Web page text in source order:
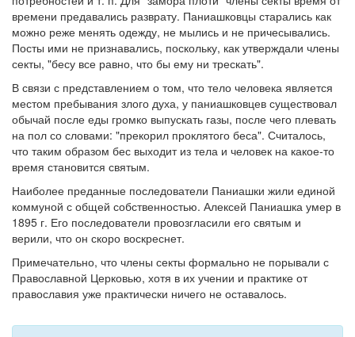
времени предавались разврату. Паниашковцы старались как
можно реже менять одежду, не мылись и не причесывались.
Посты ими не признавались, поскольку, как утверждали члены
секты, "бесу все равно, что бы ему ни трескать".
В связи с представлением о том, что тело человека является
местом пребывания злого духа, у паниашковцев существовал
обычай после еды громко выпускать газы, после чего плевать
на пол со словами: "прекорил проклятого беса". Считалось,
что таким образом бес выходит из тела и человек на какое-то
время становится святым.
Наиболее преданные последователи Паниашки жили единой
коммуной с общей собственностью. Алексей Паниашка умер в
1895 г. Его последователи провозгласили его святым и
верили, что он скоро воскреснет.
Примечательно, что члены секты формально не порывали с
Православной Церковью, хотя в их учении и практике от
православия уже практически ничего не оставалось.